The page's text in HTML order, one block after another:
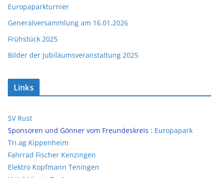
Europaparkturnier
Generalversammlung am 16.01.2026
Frühstück 2025
Bilder der Jubiläumsveranstaltung 2025
Links
SV Rust
Sponsoren und Gönner vom Freundeskreis : Europapark
Tri.ag Kippenheim
Fahrrad Fischer Kenzingen
Elektro Kopfmann Teningen